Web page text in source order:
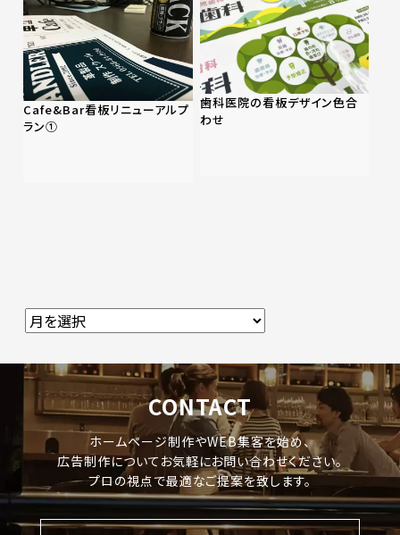
Cafe&Bar看板リニューアルプ
ラン①
歯科医院の看板デザイン色合
わせ
CONTACT
ホームページ制作やWEB集客を始め、
広告制作についてお気軽にお問い合わせください。
プロの視点で最適なご提案を致します。